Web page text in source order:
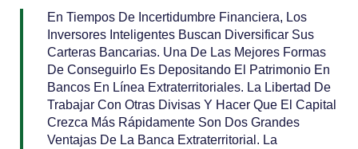
En Tiempos De Incertidumbre Financiera, Los
Inversores Inteligentes Buscan Diversificar Sus
Carteras Bancarias. Una De Las Mejores Formas
De Conseguirlo Es Depositando El Patrimonio En
Bancos En Línea Extraterritoriales. La Libertad De
Trabajar Con Otras Divisas Y Hacer Que El Capital
Crezca Más Rápidamente Son Dos Grandes
Ventajas De La Banca Extraterritorial. La